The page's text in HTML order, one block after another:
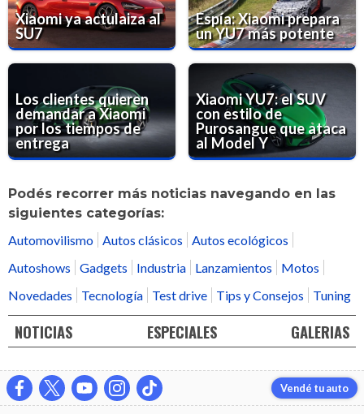
Xiaomi ya actulaiza al
SU7
Espía: Xiaomi prepara
un YU7 más potente
Los clientes quieren
demandar a Xiaomi
por los tiempos de
entrega
Xiaomi YU7: el SUV
con estilo de
Purosangue que ataca
al Model Y
Podés recorrer más noticias navegando en las
siguientes categorías:
Automovilismo Autos clásicos
Autos ecológicos
Autoshows
Gadgets Industria Lanzamientos
Motos
Novedades
Tecnología Test drive Tips y Consejos Tuning
NOTICIAS ESPECIALES GALERIAS
Vendé tu auto